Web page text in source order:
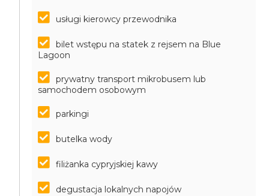
usługi kierowcy przewodnika
bilet wstępu na statek z rejsem na Blue
Lagoon
prywatny transport mikrobusem lub
samochodem osobowym
parkingi
butelka wody
filiżanka cypryjskiej kawy
degustacja lokalnych napojów